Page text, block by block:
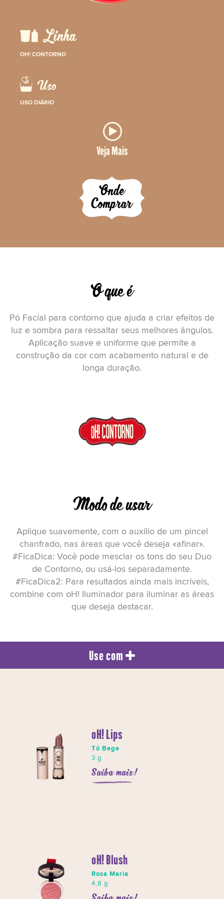
OH! CONTORNO
USO DIÁRIO
Veja Mais
Onde
Comprar
O que é
Pó Facial para contorno que ajuda a criar efeitos de
luz e sombra para ressaltar seus melhores ângulos.
Aplicação suave e uniforme que permite a
construção da cor com acabamento natural e de
longa duração.
Modo de usar
Aplique suavemente, com o auxílio de um pincel
chanfrado, nas áreas que você deseja «afinar».
#FicaDica: Você pode mesclar os tons do seu Duo
de Contorno, ou usá-los separadamente.
#FicaDica2: Para resultados ainda mais incríveis,
combine com oH! Iluminador para iluminar as áreas
que deseja destacar.
Use com
oH! Lips
Tô Bege
3 g
Saiba mais!
oH! Blush
Rosa Maria
4,8 g